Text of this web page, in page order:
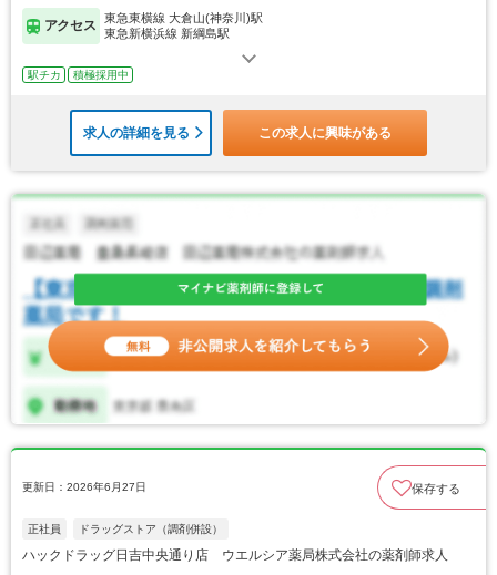
アクセス
東急東横線 大倉山(神奈川)駅
東急新横浜線 新綱島駅
駅チカ 積極採用中
求人の詳細を見る この求人に興味がある
更新日：2026年6月27日 保存する
正社員 ドラッグストア（調剤併設）
ハックドラッグ日吉中央通り店 ウエルシア薬局株式会社の薬剤師求人